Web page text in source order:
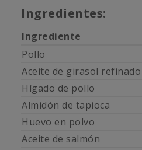
Ingredientes:
Ingrediente
Pollo
Aceite de girasol refinado
Hígado de pollo
Almidón de tapioca
Huevo en polvo
Aceite de salmón